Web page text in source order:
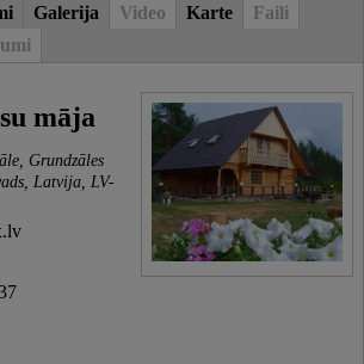
Galerija Video Karte
Faili
māja
Grundzāles
Latvija, LV-